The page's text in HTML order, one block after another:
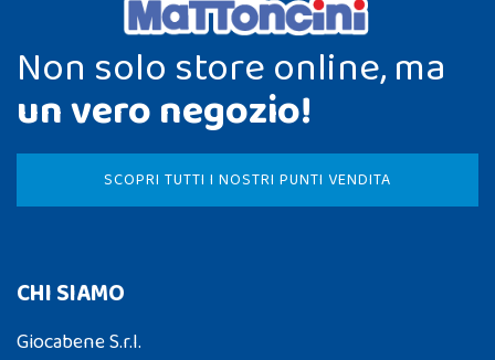
Non solo store online, ma
un vero negozio!
SCOPRI TUTTI I NOSTRI PUNTI VENDITA
CHI SIAMO
Giocabene S.r.l.